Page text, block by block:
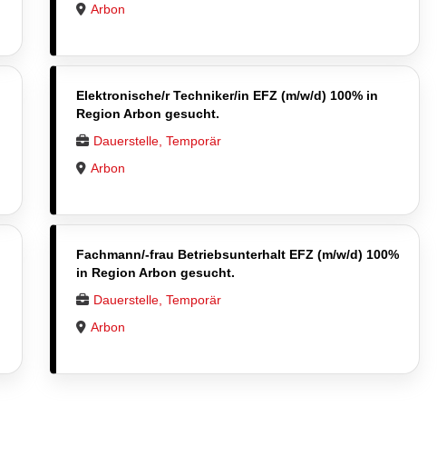
Arbon
Elektronische/r Techniker/in EFZ (m/w/d) 100% in
Region Arbon gesucht.
Dauerstelle, Temporär
Arbon
Fachmann/-frau Betriebsunterhalt EFZ (m/w/d) 100%
in Region Arbon gesucht.
Dauerstelle, Temporär
Arbon